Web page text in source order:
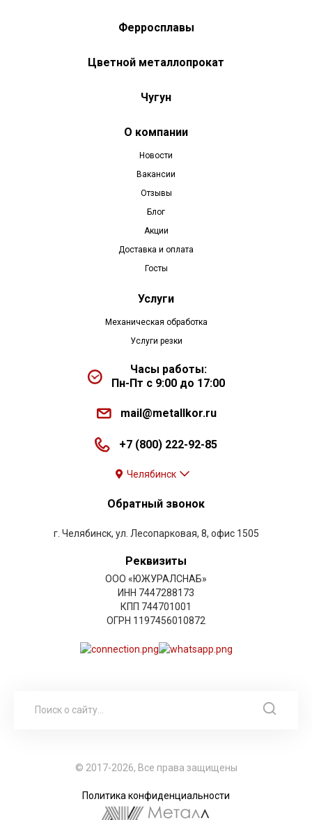
Ферросплавы
Цветной металлопрокат
Чугун
О компании
Новости
Вакансии
Отзывы
Блог
Акции
Доставка и оплата
Госты
Услуги
Механическая обработка
Услуги резки
Часы работы:
Пн-Пт с 9:00 до 17:00
mail@metallkor.ru
+7 (800) 222-92-85
Челябинск
Обратный звонок
г. Челябинск, ул. Лесопарковая, 8, офис 1505
Реквизиты
ООО «ЮЖУРАЛСНАБ»
ИНН 7447288173
КПП 744701001
ОГРН 1197456010872
© 2017-2026, Все права защищены
Политика конфиденциальности